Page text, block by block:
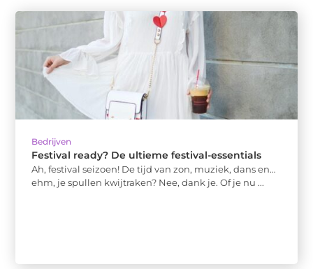
Bedrijven
Festival ready? De ultieme festival-essentials
Ah, festival seizoen! De tijd van zon, muziek, dans en…
ehm, je spullen kwijtraken? Nee, dank je. Of je nu ...